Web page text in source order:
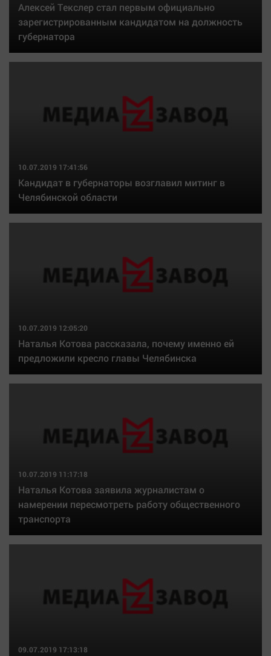
Алексей Текслер стал первым официально
зарегистрированным кандидатом на должность
губернатора
10.07.2019 17:41:56
Кандидат в губернаторы возглавил митинг в
Челябинской области
10.07.2019 12:05:20
Наталья Котова рассказала, почему именно ей
предложили кресло главы Челябинска
10.07.2019 11:17:18
Наталья Котова заявила журналистам о
намерении пересмотреть работу общественного
транспорта
09.07.2019 17:13:18